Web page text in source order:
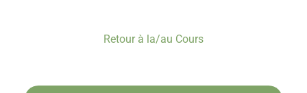
Retour à la/au Cours